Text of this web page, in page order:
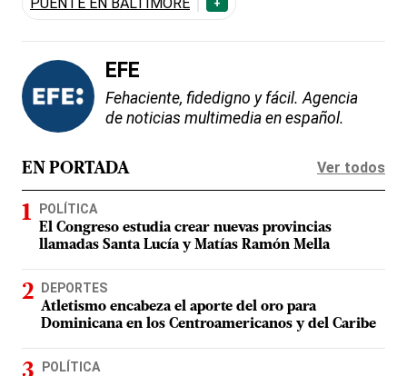
+
EFE
Fehaciente, fidedigno y fácil. Agencia
de noticias multimedia en español.
EN PORTADA Ver todos
POLÍTICA
El Congreso estudia crear nuevas provincias
llamadas Santa Lucía y Matías Ramón Mella
DEPORTES
Atletismo encabeza el aporte del oro para
Dominicana en los Centroamericanos y del Caribe
POLÍTICA